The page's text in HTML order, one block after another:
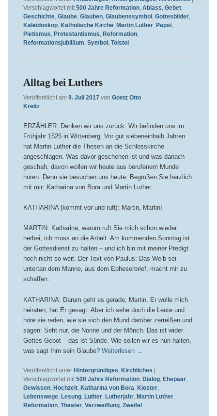
Verschlagwortet mit 500 Jahre Reformation, Ablass Gebet,
Geschichte, Glaube, Glauben, Glaubenssymbol, Gottesbilder,
Kaleidoskop, Katholische Kirche, Martin Luther, Papst,
Pietismus Protestantismus Reformation,
Reformationsjubiläum Symbol, Tolstoi
Alltag bei Luthers
Veröffentlicht am 9. Juli 2017 von Goetz Otto
Kreitz
ERZÄHLER: Denken wir uns zurück. Wir befinden uns im
Frühjahr 1525 in Wittenberg. Vor gut siebeneinhalb Jahren
hat Martin Luther die Thesen an die Schlosskirche
angeschlagen. Was davor geschehen ist und was danach
geschah, davon wollen wir heute aus berufenem Munde
hören. Denn sie besuchen uns heute. Begrüßen Sie herzlich
mit mir: Katharina von Bora und Martin Luther.
KATHARINA [kommt vor und ruft]: Martin, Martin!
MARTIN: Katharina, warum ruft Sie mich schon wieder
herbei, ich muss an die Arbeit. Am kommenden Sonntag ist
der Gottesdienst zu halten – und ich bin mit meiner Predigt
noch nicht so weit. Der Text von Paulus: Das Weib sei
untertan dem Manne, aus dem Epheserbrief, macht mir zu
schaffen.
KATHARINA: Darum geht es gerade, Martin. Er wolle mich
heiraten, hat Er gesagt. Aber ich sehe doch die Leute und
höre sie reden, wie sie sich den Mund darüber zerreißen und
sagen: Seht nur, die Nonne und der Mönch. Das ist wider
Gottes Gebot – das ist Sünde. Wie sollen wir es nun halten,
was sagt Ihm sein Glaube? Weiterlesen →
Veröffentlicht unter Hintergründiges Kirchliches |
Verschlagwortet mit 500 Jahre Reformation, Dialog, Ehepaar,
Gewissen, Hochzeit, Katharina von Bora Kloster,
Lebenswege, Lesung, Luther, Lutherjahr, Martin Luther,
Reformation, Theater, Verzweiflung, Zweifel